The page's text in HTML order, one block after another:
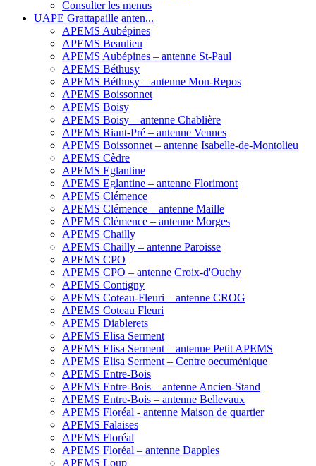
Consulter les menus
UAPE Grattapaille anten...
APEMS Aubépines
APEMS Beaulieu
APEMS Aubépines – antenne St-Paul
APEMS Béthusy
APEMS Béthusy – antenne Mon-Repos
APEMS Boissonnet
APEMS Boisy
APEMS Boisy – antenne Chablière
APEMS Riant-Pré – antenne Vennes
APEMS Boissonnet – antenne Isabelle-de-Montolieu
APEMS Cèdre
APEMS Eglantine
APEMS Eglantine – antenne Florimont
APEMS Clémence
APEMS Clémence – antenne Maille
APEMS Clémence – antenne Morges
APEMS Chailly
APEMS Chailly – antenne Paroisse
APEMS CPO
APEMS CPO – antenne Croix-d'Ouchy
APEMS Contigny
APEMS Coteau-Fleuri – antenne CROG
APEMS Coteau Fleuri
APEMS Diablerets
APEMS Elisa Serment
APEMS Elisa Serment – antenne Petit APEMS
APEMS Elisa Serment – Centre oecuménique
APEMS Entre-Bois
APEMS Entre-Bois – antenne Ancien-Stand
APEMS Entre-Bois – antenne Bellevaux
APEMS Floréal - antenne Maison de quartier
APEMS Falaises
APEMS Floréal
APEMS Floréal – antenne Dapples
APEMS Loup